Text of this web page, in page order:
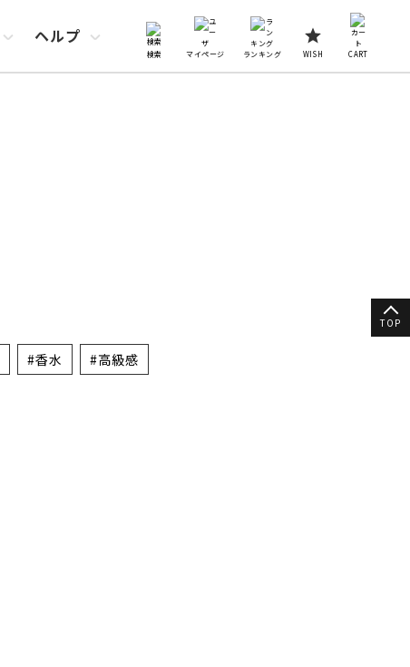
ヘルプ
検索 マイページ ランキング WISH CART
#香水 #高級感
TOP